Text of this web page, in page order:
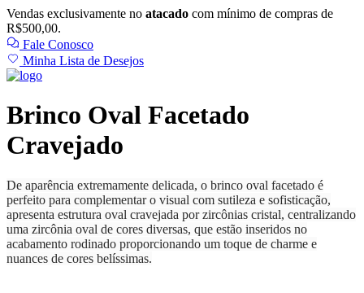
Vendas exclusivamente no atacado com mínimo de compras de
R$500,00.
Fale Conosco
Minha Lista de Desejos
Brinco Oval Facetado
Cravejado
De aparência extremamente delicada, o brinco oval facetado é
perfeito para complementar o visual com sutileza e sofisticação,
apresenta estrutura oval cravejada por zircônias cristal, centralizando
uma zircônia oval de cores diversas, que estão inseridos no
acabamento rodinado proporcionando um toque de charme e
nuances de cores belíssimas.